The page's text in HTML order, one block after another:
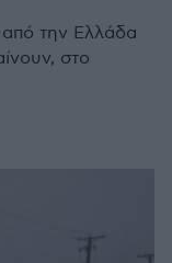
από την Ελλάδα
στο